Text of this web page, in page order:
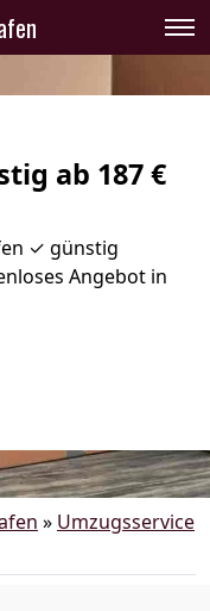
ab 187 €
✓ günstig
Angebot in
» Umzugsservice